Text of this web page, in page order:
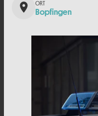
place Bopfingen